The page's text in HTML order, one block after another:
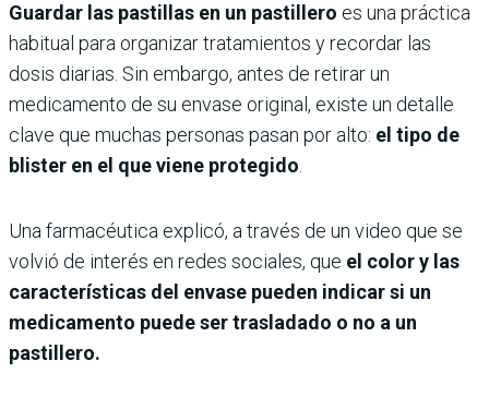
Guardar las pastillas en un pastillero es una práctica
habitual para organizar tratamientos y recordar las
dosis diarias. Sin embargo, antes de retirar un
medicamento de su envase original, existe un detalle
clave que muchas personas pasan por alto: el tipo de
blister en el que viene protegido.
Una farmacéutica explicó, a través de un video que se
volvió de interés en redes sociales, que el color y las
características del envase pueden indicar si un
medicamento puede ser trasladado o no a un
pastillero.